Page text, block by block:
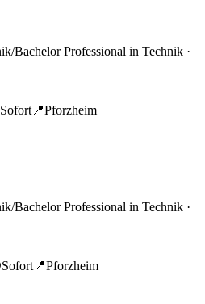
Bachelor Professional in Technik ·
Sofort 📍Pforzheim
Bachelor Professional in Technik ·
Sofort 📍Pforzheim